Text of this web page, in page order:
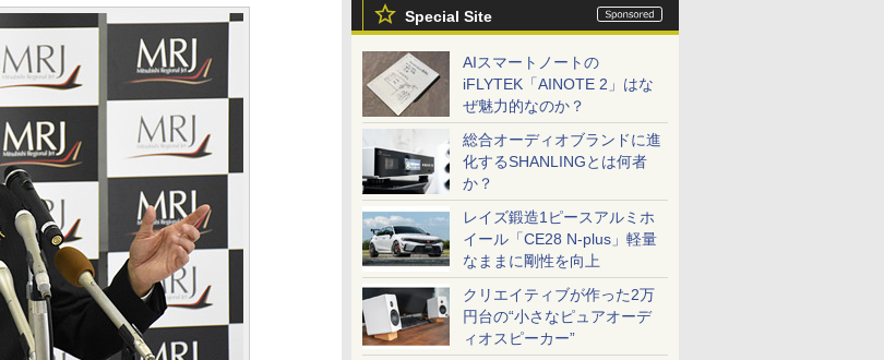
Special Site
AIスマートノートの
iFLYTEK「AINOTE 2」はな
ぜ魅力的なのか？
総合オーディオブランドに進
化するSHANLINGとは何者
か？
レイズ鍛造1ピースアルミホ
イール「CE28 N-plus」軽量
なままに剛性を向上
クリエイティブが作った2万
円台の“小さなピュアオーデ
ィオスピーカー”